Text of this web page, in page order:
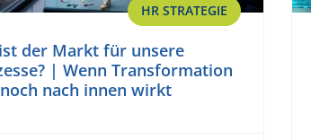
HR STRATEGIE
der Markt für unsere
| Wenn Transformation
nach innen wirkt